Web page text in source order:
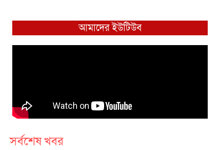
আমাদের ইউটিউব
সর্বশেষ খবর